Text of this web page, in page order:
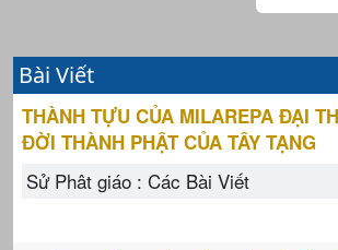
Bài Viết
THÀNH TỰU CỦA MILAREPA ĐẠI
ĐỜI THÀNH PHẬT CỦA TÂY TẠNG
Sử Phât giáo : Các Bài Viết